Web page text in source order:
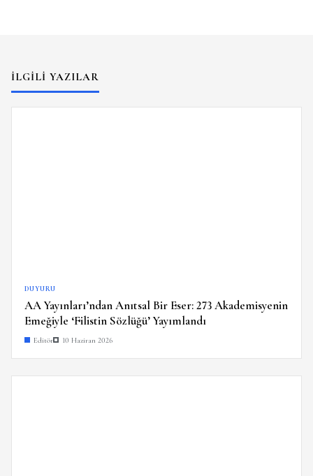
İLGILI YAZILAR
DUYURU
AA Yayınları’ndan Anıtsal Bir Eser: 273 Akademisyenin
Emeğiyle ‘Filistin Sözlüğü’ Yayımlandı
Editör 10 Haziran 2026